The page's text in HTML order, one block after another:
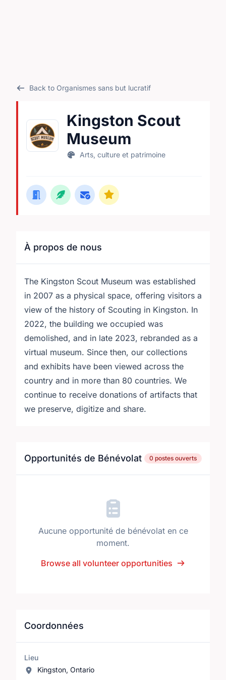
Back to Organismes sans but lucratif
Kingston Scout
Museum
Arts, culture et patrimoine
À propos de nous
The Kingston Scout Museum was established
in 2007 as a physical space, offering visitors a
view of the history of Scouting in Kingston. In
2022, the building we occupied was
demolished, and in late 2023, rebranded as a
virtual museum. Since then, our collections
and exhibits have been viewed across the
country and in more than 80 countries. We
continue to receive donations of artifacts that
we preserve, digitize and share.
Opportunités de Bénévolat 0 postes ouverts
Aucune opportunité de bénévolat en ce
moment.
Browse all volunteer opportunities
Coordonnées
Lieu
Kingston, Ontario